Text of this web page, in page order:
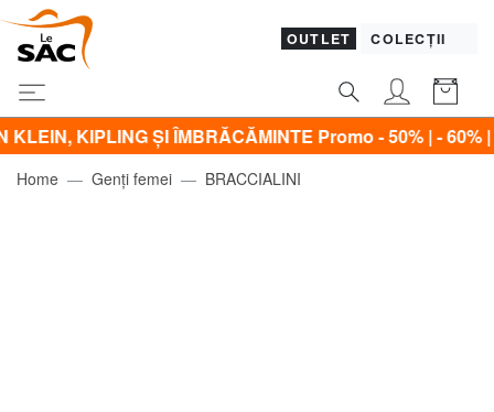
OUTLET COLECȚII
ŞI ÎMBRĂCĂMINTE Promo - 50% | - 60% | - 70% |
Home Genți femei BRACCIALINI